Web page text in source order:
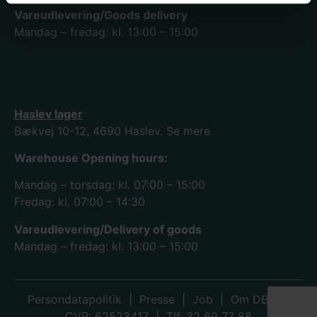
Vareudlevering/Goods delivery
Mandag – fredag: kl. 13:00 – 15:00
Haslev lager
Bækvej 10-12, 4690 Haslev. Se mere
Warehouse Opening hours:
Mandag – torsdag: kl. 07:00 – 15:00
Fredag: kl. 07:00 – 14:30
Vareudlevering/Delivery of goods
Mandag – fredag: kl. 13:00 – 15:00
Persondatapolitik Presse Job Om DBK